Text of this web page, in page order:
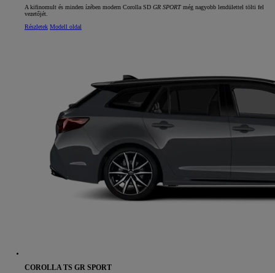
A kifinomult és minden ízében modern Corolla SD GR SPORT még nagyobb lendülettel tölti fel
vezetőjét.
Részletek Modell oldal
COROLLA TS GR SPORT